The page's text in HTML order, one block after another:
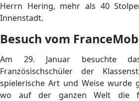
Herrn Hering, mehr als 40
Innenstadt.
Besuch vom
Am 29. Januar besuchte
Französischschüler der
spielerische Art und Weise wurde
wo auf der ganzen Welt die